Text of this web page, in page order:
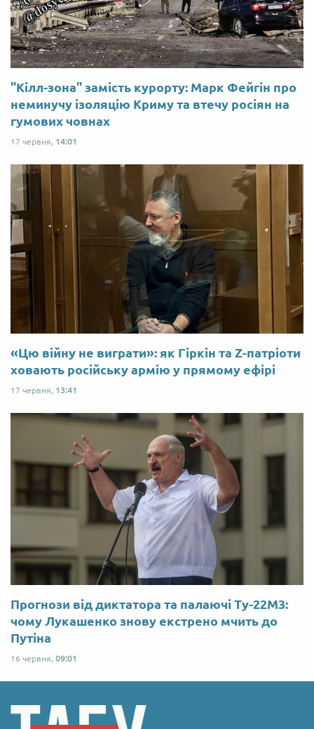
"Кілл-зона" замість курорту: Марк Фейгін про
неминучу ізоляцію Криму та втечу росіян на
гумових човнах
17 червня, 14:01
«Цю війну не виграти»: як Гіркін та Z-патріоти
ховають російську армію у прямому ефірі
17 червня, 13:41
Прогнози від диктатора та палаючі Ту-22М3:
чому Лукашенко знову екстрено мчить до
Путіна
16 червня, 09:01